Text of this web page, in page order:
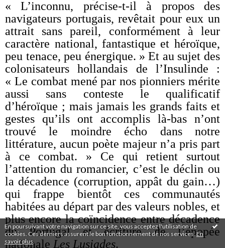
En poursuivant votre navigation sur ce site, vous acceptez l'utilisation de
cookies. Ces derniers assurent le bon fonctionnement de nos services.En
savoir plus.
« L’inconnu, précise-t-il à propos des
navigateurs portugais, revêtait pour eux un
attrait sans pareil, conformément à leur
caractère national, fantastique et héroïque,
peu tenace, peu énergique. » Et au sujet des
colonisateurs hollandais de l’Insulinde :
« Le combat mené par nos pionniers mérite
aussi sans conteste le qualificatif
d’héroïque ; mais jamais les grands faits et
gestes qu’ils ont accomplis là-bas n’ont
trouvé le moindre écho dans notre
littérature, aucun poète majeur n’a pris part
à ce combat. » Ce qui retient surtout
l’attention du romancier, c’est le déclin ou
la décadence (corruption, appât du gain…)
qui frappe bientôt ces communautés
habitées au départ par des valeurs nobles, et
plus encore la coïncidence entre décadence
du Portugal et écriture de l’épopée
nationale Les Lusiades.